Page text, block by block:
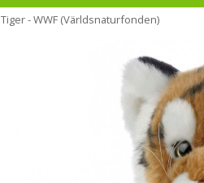
Tiger - WWF (Världsnaturfonden)